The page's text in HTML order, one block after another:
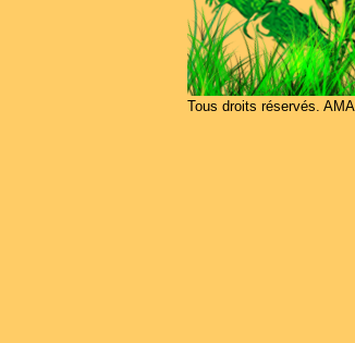
Tous droits réservés.